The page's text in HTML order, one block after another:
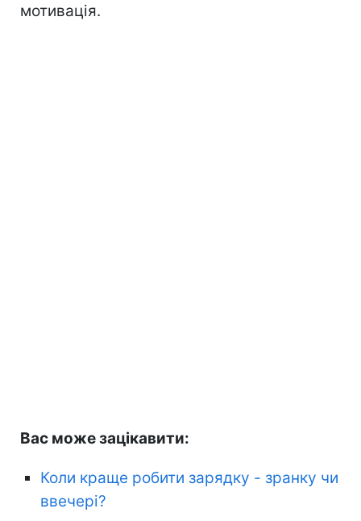
мотивація.
Вас може зацікавити:
Коли краще робити зарядку - зранку чи
ввечері?